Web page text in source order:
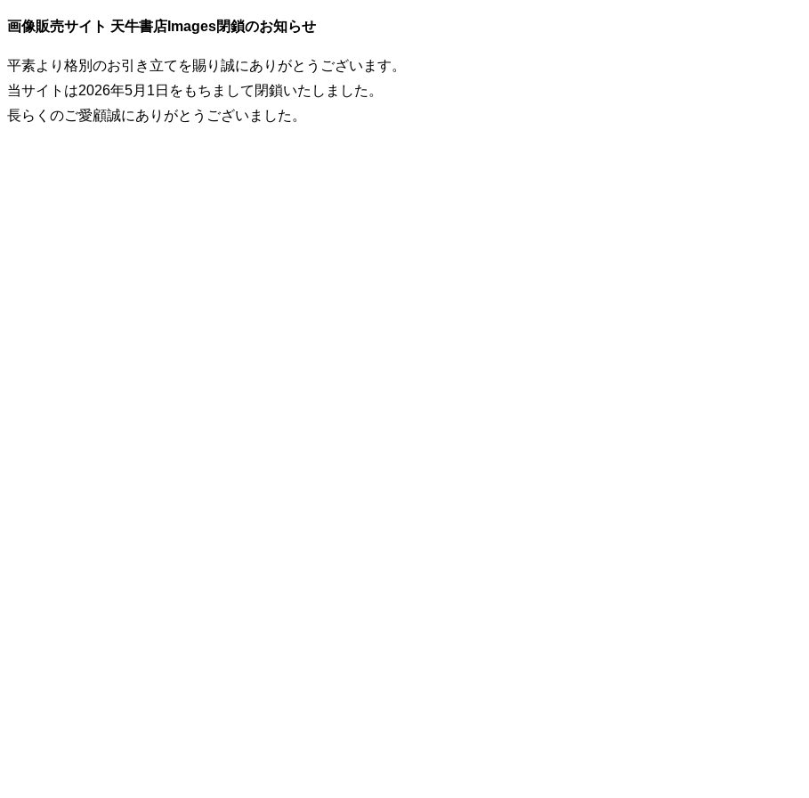
画像販売サイト 天牛書店Images閉鎖のお知らせ
平素より格別のお引き立てを賜り誠にありがとうございます。
当サイトは2026年5月1日をもちまして閉鎖いたしました。
長らくのご愛顧誠にありがとうございました。